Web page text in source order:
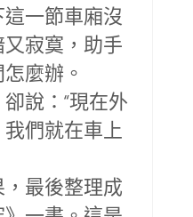
一節車廂沒
寂寞，助手
麼辦。
說：“現在外
們就在車上
最後整理成